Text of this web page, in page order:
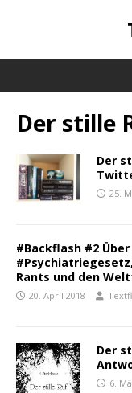
Der stille
Der
25.
#Backflash #2
Rants und den
20. April 2018
Der
6.